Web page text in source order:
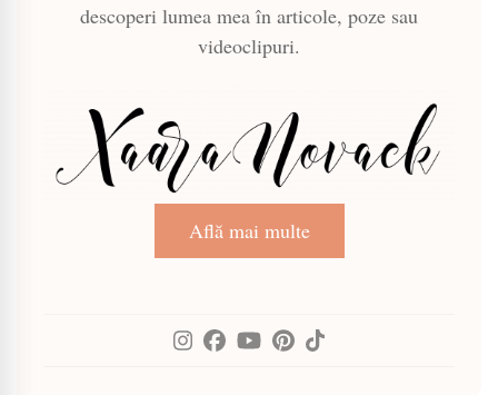
descoperi lumea mea în articole, poze sau
videoclipuri.
Află mai multe